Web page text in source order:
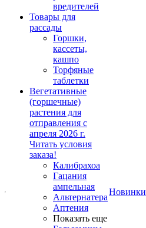
вредителей
Товары для
рассады
Горшки,
кассеты,
кашпо
Торфяные
таблетки
Вегетативные
(горшечные)
растения для
отправления с
апреля 2026 г.
Читать условия
заказа!
Калибрахоа
Гацания
ампельная
Альтернатера
Аптения
Показать еще
Новинки